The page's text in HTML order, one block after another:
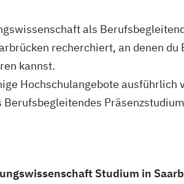
als
recherchiert, an denen
kannst.
Hochschulangebote
Studium in